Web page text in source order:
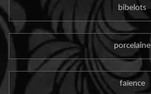
bibelots
porcelaine
faïence